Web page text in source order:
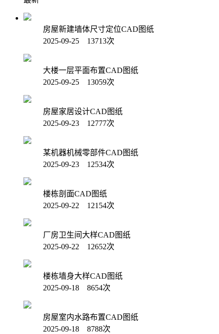
房屋新建墙体尺寸定位CAD图纸
2025-09-25 13713次
大楼一层平面布置CAD图纸
2025-09-25 13059次
房屋家居设计CAD图纸
2025-09-23 12777次
某机器机械零部件CAD图纸
2025-09-23 12534次
楼栋剖面CAD图纸
2025-09-22 12154次
厂房卫生间大样CAD图纸
2025-09-22 12652次
楼栋墙身大样CAD图纸
2025-09-18 8654次
房屋室内水路布置CAD图纸
2025-09-18 8788次